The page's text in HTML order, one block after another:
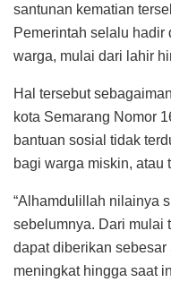
santunan kematian
Pemerintah selalu hadir
warga, mulai dari lahir
Hal tersebut
kota Semarang Nomor
bantuan sosial tidak
bagi warga miskin, atau
“Alhamdulillah nilainya
sebelumnya. Dari mulai
dapat diberikan
meningkat hingga saat